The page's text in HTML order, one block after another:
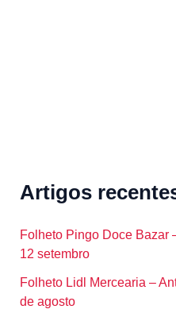
Artigos
Folheto Pingo Doce Bazar
12 setembro
Folheto Lidl Mercearia –
de agosto